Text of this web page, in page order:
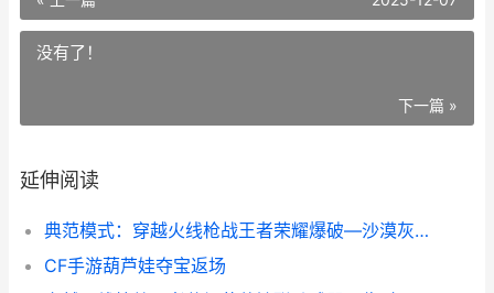
没有了！
下一篇 »
延伸阅读
典范模式：穿越火线枪战王者荣耀爆破—沙漠灰狙击打法点位推荐 典范形式
CF手游葫芦娃夺宝返场